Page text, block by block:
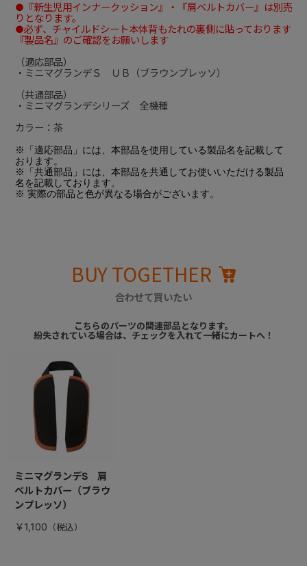
●『新生児用インナークッション』・『肩ベルトカバー 』は別売
りとなります。
●必ず、チャイルドシート本体背もたれの裏側に貼っております
『製品名』のご確認をお願いします
（適応部品）
・ミニマグランデＳ ＵＢ（ブラウンプレッソ）
（共通部品）
・ミニマグランデシリーズ 全機種
カラー：茶
※「適応部品」には、本部品を使用している製品名を記載して
おります。
※「共通部品」には、本部品を共通してお使いいただける製品
名を記載しております。
※ 実際の部品と色が異なる場合がございます。
BUY TOGETHER
合わせて買いたい
こちらのパーツの関連部品となります。
紛失されている場合は、チェックを入れて一緒にカートへ！
ミニマグランデS 肩
ベルトカバー（ブラウ
ンプレッソ）
￥1,100